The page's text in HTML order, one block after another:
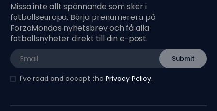
Missa inte allt spännande som sker i
fotbollseuropa. Börja prenumerera på
ForzaMondos nyhetsbrev och få alla
fotbollsnyheter direkt till din e-post.
I've read and accept the Privacy Policy.